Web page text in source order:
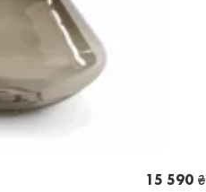
15 590 ₴